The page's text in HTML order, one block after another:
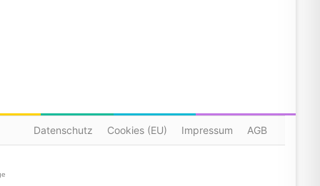
Datenschutz Cookies (EU) Impressum AGB